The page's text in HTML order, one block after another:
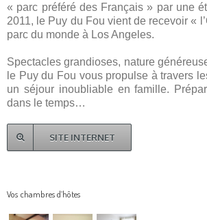
« parc préféré des Français » par une
2011, le Puy du Fou vient de recevoir «
parc du monde à Los Angeles.
Spectacles grandioses, nature
le Puy du Fou vous propulse à travers
un séjour inoubliable en famille.
dans le temps…
SITE INTERNET
Vos chambres d’hôtes